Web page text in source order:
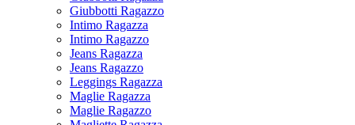
Giubbotti Ragazzo
Intimo Ragazza
Intimo Ragazzo
Jeans Ragazza
Jeans Ragazzo
Leggings Ragazza
Maglie Ragazza
Maglie Ragazzo